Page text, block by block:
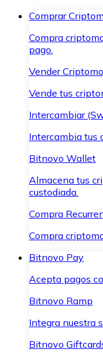
Comprar
Compra
pago.
Vender
Vende tus
Intercambiar
Intercambia tus
Bitnovo Wallet
Almacena tus
custodiada.
Compra
Compra
Bitnovo Pay
Acepta pagos
Bitnovo Ramp
Integra nuestra
Bitnovo